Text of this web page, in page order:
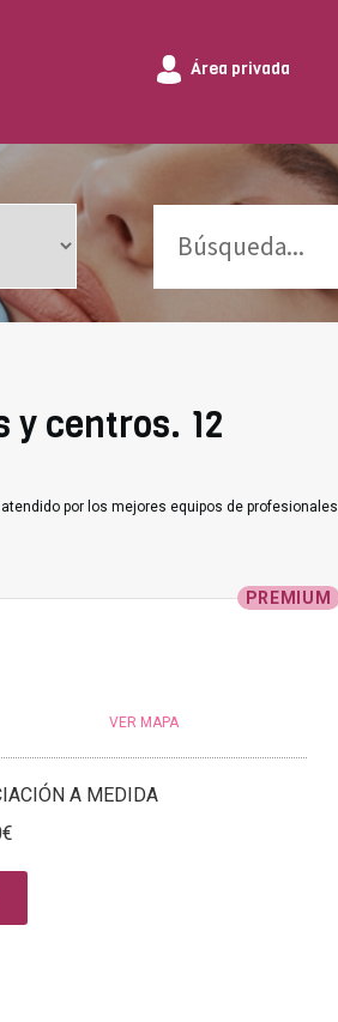
Área privada
centros. 12
por los mejores equipos de profesionales
PREMIUM
VER MAPA
A MEDIDA